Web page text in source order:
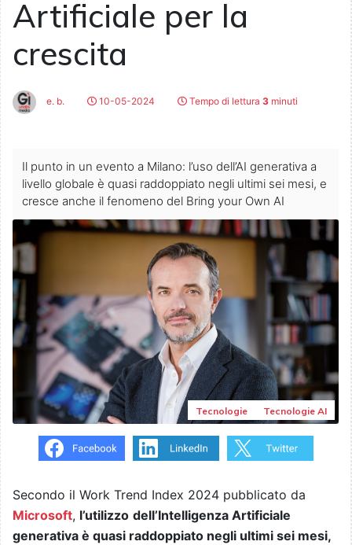
Artificiale per la
crescita
e. b. 10-05-2024 Tempo di lettura 3 minuti
Il punto in un evento a Milano: l’uso dell’AI generativa a
livello globale è quasi raddoppiato negli ultimi sei mesi, e
cresce anche il fenomeno del Bring your Own AI
Tecnologie Tecnologie AI
Secondo il Work Trend Index 2024 pubblicato da
Microsoft, l’utilizzo dell’Intelligenza Artificiale
generativa è quasi raddoppiato negli ultimi sei mesi,